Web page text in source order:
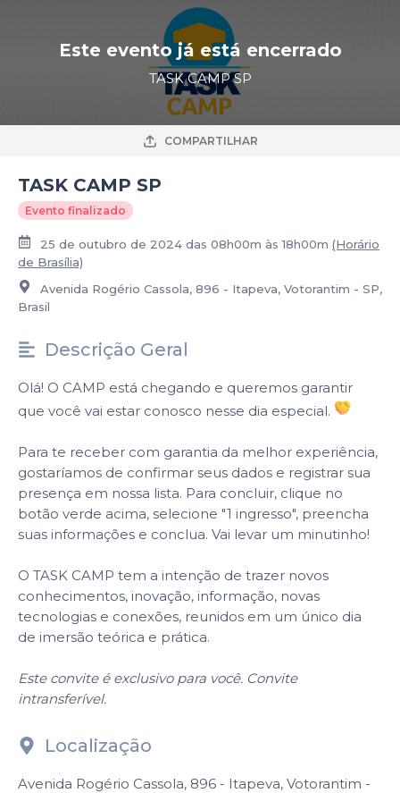
Este evento já está encerrado
TASK CAMP SP
COMPARTILHAR
TASK CAMP SP
Evento finalizado
25 de outubro de 2024 das 08h00m às 18h00m (Horário
de Brasília)
Avenida Rogério Cassola, 896 - Itapeva, Votorantim - SP,
Brasil
Descrição Geral
Olá! O CAMP está chegando e queremos garantir
que você vai estar conosco nesse dia especial.
Para te receber com garantia da melhor experiência,
gostaríamos de confirmar seus dados e registrar sua
presença em nossa lista. Para concluir, clique no
botão verde acima, selecione "1 ingresso", preencha
suas informações e conclua. Vai levar um minutinho!
O TASK CAMP tem a intenção de trazer novos
conhecimentos, inovação, informação, novas
tecnologias e conexões, reunidos em um único dia
de imersão teórica e prática.
Este convite é exclusivo para você. Convite
intransferível.
Localização
Avenida Rogério Cassola, 896 - Itapeva, Votorantim -